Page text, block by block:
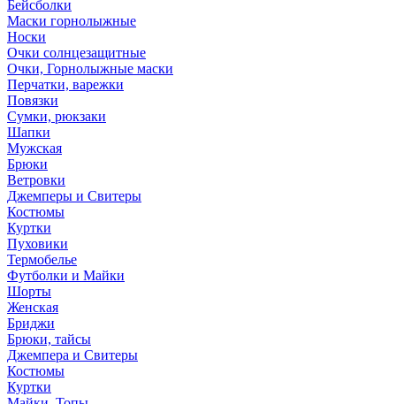
Бейсболки
Маски горнолыжные
Носки
Очки солнцезащитные
Очки, Горнолыжные маски
Перчатки, варежки
Повязки
Сумки, рюкзаки
Шапки
Мужская
Брюки
Ветровки
Джемперы и Свитеры
Костюмы
Куртки
Пуховики
Термобелье
Футболки и Майки
Шорты
Женская
Бриджи
Брюки, тайсы
Джемпера и Свитеры
Костюмы
Куртки